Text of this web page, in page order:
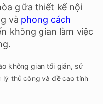
giữa thiết kế nội
và phong cách
không gian làm việc
không gian tối giản, sử
thủ công và đề cao tính